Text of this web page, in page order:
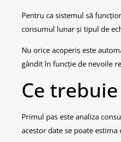
Pentru ca sistemul să
consumul lunar și tipul de
Nu orice acoperiș este
gândit în funcție de nevoile
Ce
Primul pas este analiza
acestor date se poate